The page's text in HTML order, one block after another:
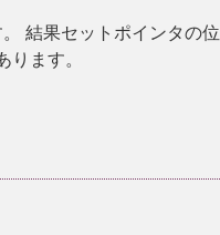
結果セットポインタの位
ります。